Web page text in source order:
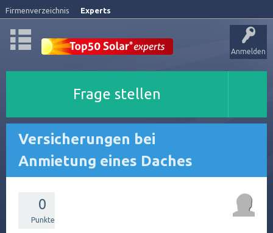
Firmenverzeichnis Experts
Anmelden
Frage stellen
Versicherungen bei
Anmietung eines Daches
0
Punkte